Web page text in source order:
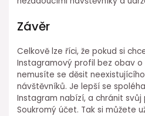
Závěr
Celkově lze říci, že pokud si
Instagramový profil bez obav o
nemusíte se děsit
návštěvníků. Je lepší se
Instagram nabízí, a chránit
Soukromý účet. Tak si můžete